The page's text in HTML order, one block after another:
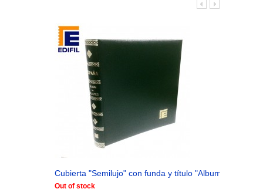
Cubierta "Semilujo" con funda y título "Album de
Out of stock